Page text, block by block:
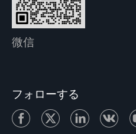
微信
フォローする